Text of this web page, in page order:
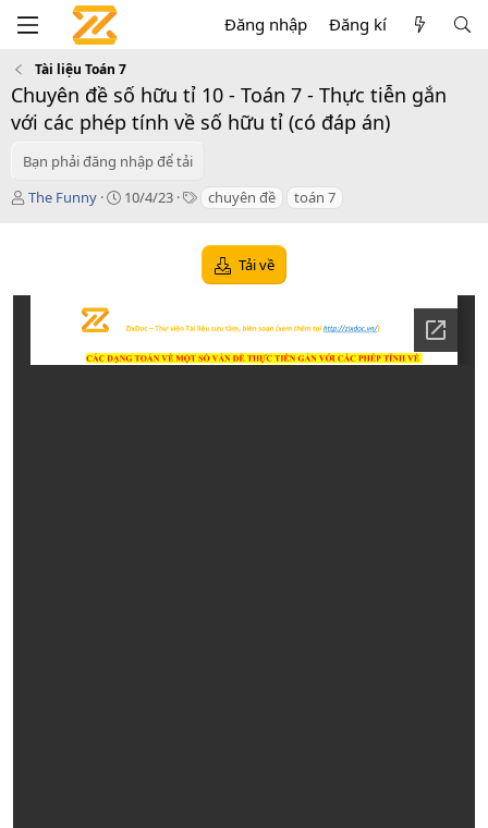
Đăng nhập Đăng kí
Tài liệu Toán 7
Chuyên đề số hữu tỉ 10 - Toán 7 - Thực tiễn gắn
với các phép tính về số hữu tỉ (có đáp án)
Bạn phải đăng nhập để tải
T
ả
The Funny
C
n
d
10/4/23
T
s
chuyên đề toán 7
Tải về